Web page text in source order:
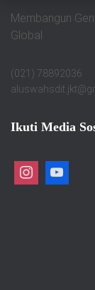
Membangun
Global
(021) 78892036
Ikuti Media